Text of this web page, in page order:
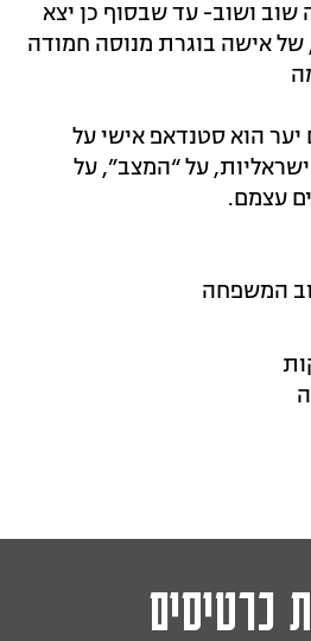
שוב ושוב- עד שבסוף כן יצא
אישה בוגרת מנוסה חמודה
הוא סטנדאפ אישי על
על “המצב”, על
עצמם.
המשפחה
כרטיסים